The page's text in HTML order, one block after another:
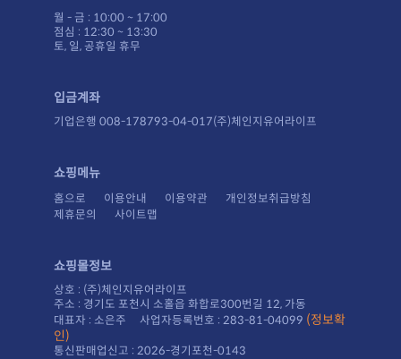
월 - 금 : 10:00 ~ 17:00
점심 : 12:30 ~ 13:30
토, 일, 공휴일 휴무
입금계좌
기업은행 008-178793-04-017(주)체인지유어라이프
쇼핑메뉴
홈으로 이용안내 이용약관
개인정보취급방침
제휴문의
사이트맵
쇼핑몰정보
상호 : (주)체인지유어라이프
주소 : 경기도 포천시 소홀읍 화합로300번길 12, 가동
대표자 : 소은주 사업자등록번호 : 283-81-04099
인)
통신판매업신고 : 2026-경기포천-0143